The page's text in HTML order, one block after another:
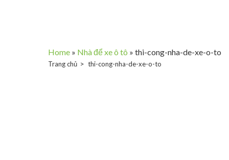
Home » Nhà để xe ô tô »thi-cong-nha-de-xe-o-to
Trang chủ thi-cong-nha-de-xe-o-to